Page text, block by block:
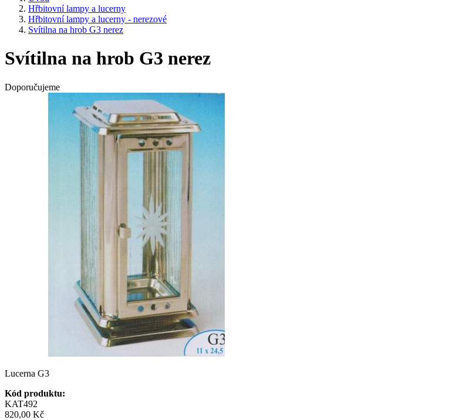
Hřbitovní lampy a lucerny
Hřbitovní lampy a lucerny - nerezové
Svítilna na hrob G3 nerez
Svítilna na hrob G3 nerez
Doporučujeme
Lucerna G3
Kód produktu:
KAT492
820,00 Kč